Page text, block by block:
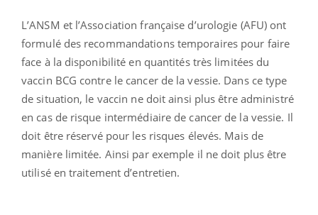
L’ANSM et l’Association française d’urologie (AFU) ont
formulé des recommandations temporaires pour faire
face à la disponibilité en quantités très limitées du
vaccin BCG contre le cancer de la vessie. Dans ce type
de situation, le vaccin ne doit ainsi plus être administré
en cas de risque intermédiaire de cancer de la vessie. Il
doit être réservé pour les risques élevés. Mais de
manière limitée. Ainsi par exemple il ne doit plus être
utilisé en traitement d’entretien.